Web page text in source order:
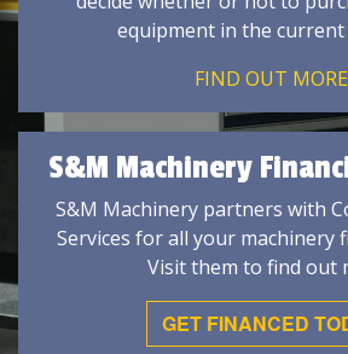
equipment in the current
FIND OUT MORE
S&M Machinery
S&M Machinery partners with
Services for all your machinery
Visit them to find out
GET FINANCED